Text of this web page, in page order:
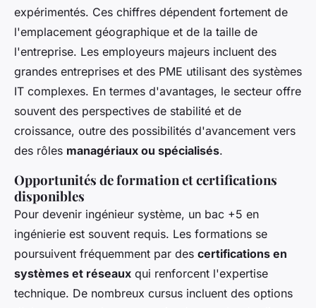
expérimentés. Ces chiffres dépendent fortement de
l'emplacement géographique et de la taille de
l'entreprise. Les employeurs majeurs incluent des
grandes entreprises et des PME utilisant des systèmes
IT complexes. En termes d'avantages, le secteur offre
souvent des perspectives de stabilité et de
croissance, outre des possibilités d'avancement vers
des rôles managériaux ou spécialisés.
Opportunités de formation et certifications
disponibles
Pour devenir ingénieur système, un bac +5 en
ingénierie est souvent requis. Les formations se
poursuivent fréquemment par des certifications en
systèmes et réseaux qui renforcent l'expertise
technique. De nombreux cursus incluent des options